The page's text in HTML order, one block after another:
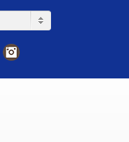
LinkedIn